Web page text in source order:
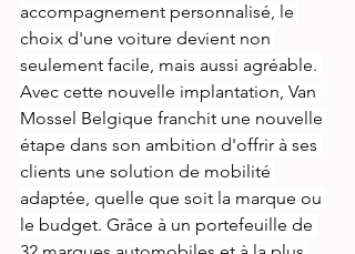
accompagnement personnalisé, le
choix d'une voiture devient non
seulement facile, mais aussi agréable.
Avec cette nouvelle implantation, Van
Mossel Belgique franchit une nouvelle
étape dans son ambition d'offrir à ses
clients une solution de mobilité
adaptée, quelle que soit la marque ou
le budget. Grâce à un portefeuille de